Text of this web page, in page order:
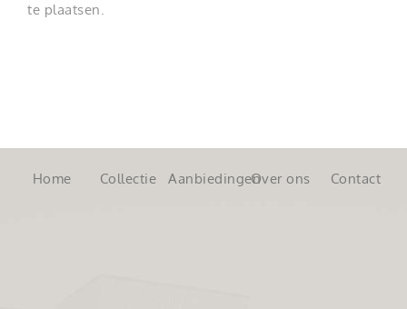
te plaatsen.
Home Collectie AanbiedingenOver ons Contact